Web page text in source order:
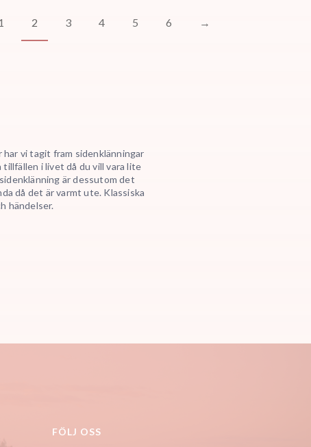
2 3 4 5 6 →
har vi tagit fram sidenklänningar
i livet då du vill vara lite
sidenklänning är dessutom det
då det är varmt ute. Klassiska
händelser.
FÖLJ OSS